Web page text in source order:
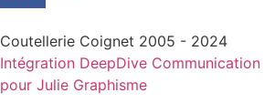
Coutellerie Coignet 2005 - 2024
Intégration DeepDive Communication
pour Julie Graphisme